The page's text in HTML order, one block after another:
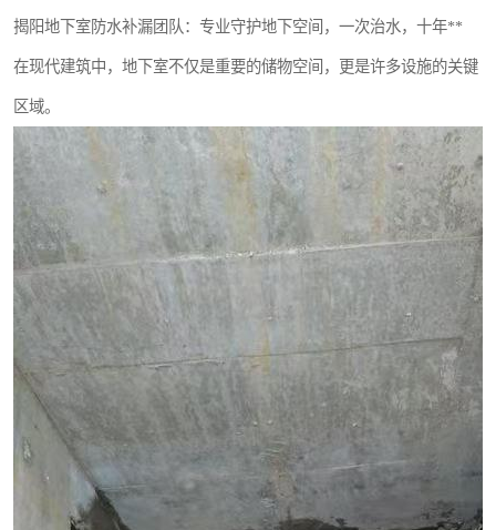
揭阳地下室防水补漏团队：专业守护地下空间，一次治水，十年**
在现代建筑中，地下室不仅是重要的储物空间，更是许多设施的关键
区域。